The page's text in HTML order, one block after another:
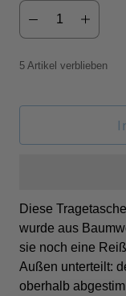
5 Artikel verblieben
Diese
wurde aus
sie noch eine
Außen unterteilt:
oberhalb